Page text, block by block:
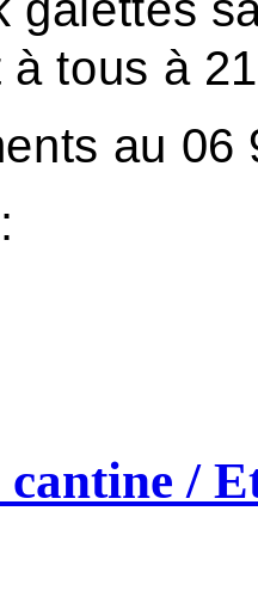
à tous à
au
/